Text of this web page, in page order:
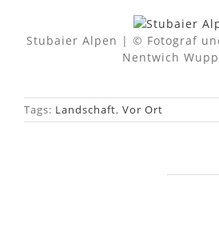
Stubaier Alpen | © Fotograf
Nentwich
Tags: Landschaft, Vor Ort